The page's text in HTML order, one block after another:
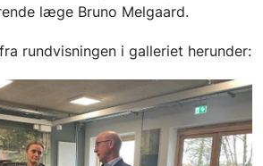
læge Bruno Melgaard.
rundvisningen i galleriet herunder: